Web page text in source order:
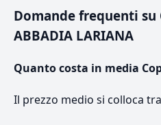
Domande frequenti
ABBADIA LARIANA
Quanto costa in media
Il prezzo medio si colloca